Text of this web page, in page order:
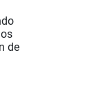
de